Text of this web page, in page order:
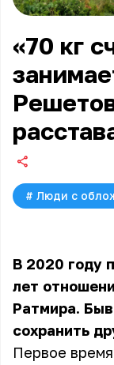
«70 кг
# Люди с
В 2020 году
лет
Ратмира.
сохранить
Первое